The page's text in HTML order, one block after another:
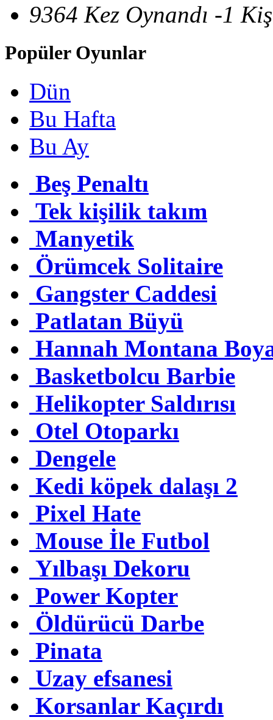
9364 Kez Oynandı -1
Popüler Oyunlar
Dün
Bu Hafta
Bu Ay
Beş Penaltı
Tek kişilik takım
Manyetik
Örümcek Solitaire
Gangster Caddesi
Patlatan Büyü
Hannah Montana
Basketbolcu Barbie
Helikopter Saldırısı
Otel Otoparkı
Dengele
Kedi köpek dalaşı 2
Pixel Hate
Mouse İle Futbol
Yılbaşı Dekoru
Power Kopter
Öldürücü Darbe
Pinata
Uzay efsanesi
Korsanlar Kaçırdı